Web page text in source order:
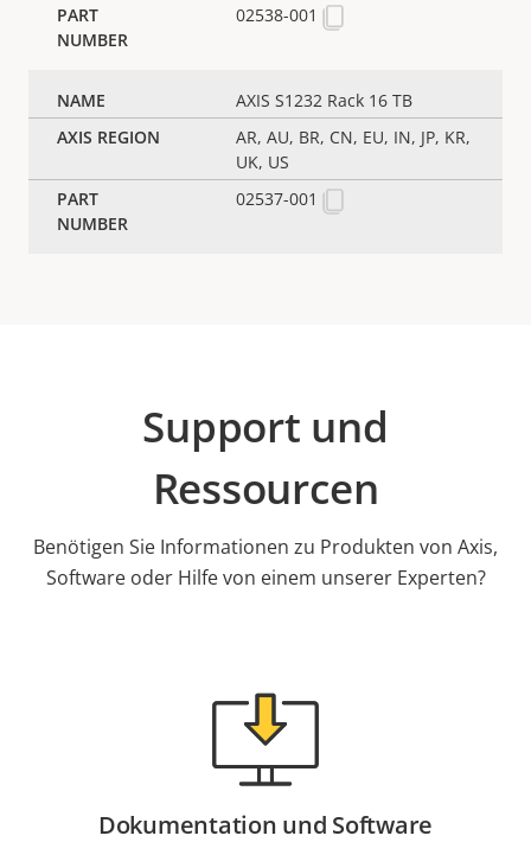
02538-001
AXIS S1232 Rack 16 TB
AR, AU, BR, CN, EU, IN, JP, KR,
UK, US
02537-001
Support und
Ressourcen
Benötigen Sie Informationen zu Produkten von Axis,
Software oder Hilfe von einem unserer Experten?
Dokumentation und Software